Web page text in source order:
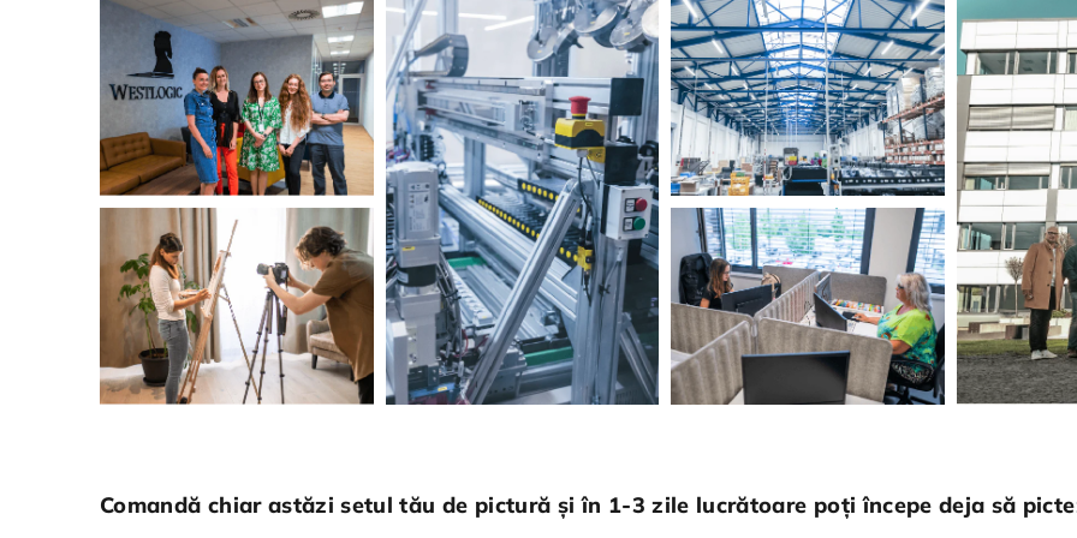
Comandă chiar astăzi setul tău de pictură și în 1-3 zile lucrătoare poți începe deja să